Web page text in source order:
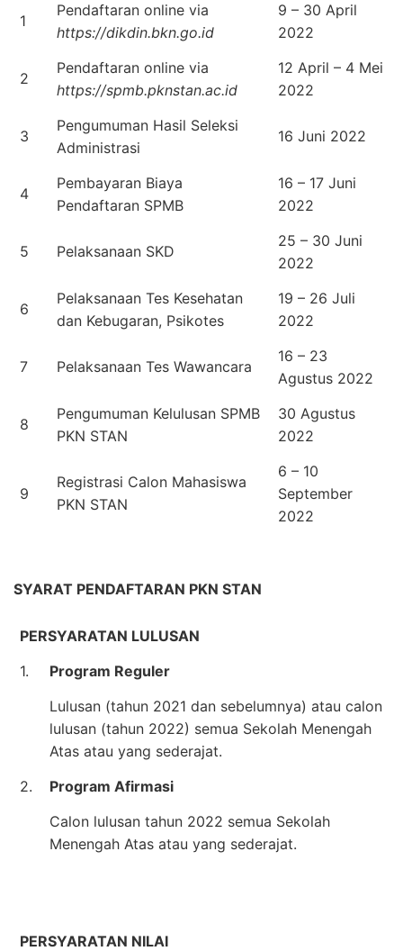
1
Pendaftaran online via
https://dikdin.bkn.go.id
9 – 30 April
2022
2
Pendaftaran online via
https://spmb.pknstan.ac.id
12 April – 4 Mei
2022
3
Pengumuman Hasil Seleksi
Administrasi
16 Juni 2022
4
Pembayaran Biaya
Pendaftaran SPMB
16 – 17 Juni
2022
5 Pelaksanaan SKD
25 – 30 Juni
2022
6
Pelaksanaan Tes Kesehatan
dan Kebugaran, Psikotes
19 – 26 Juli
2022
7 Pelaksanaan Tes Wawancara
16 – 23
Agustus 2022
8
Pengumuman Kelulusan SPMB
PKN STAN
30 Agustus
2022
9
Registrasi Calon Mahasiswa
PKN STAN
6 – 10
September
2022
SYARAT PENDAFTARAN PKN STAN
PERSYARATAN LULUSAN
1.
Program Reguler
Lulusan (tahun 2021 dan sebelumnya) atau calon
lulusan (tahun 2022) semua Sekolah Menengah
Atas atau yang sederajat.
2.
Program Afirmasi
Calon lulusan tahun 2022 semua Sekolah
Menengah Atas atau yang sederajat.
PERSYARATAN NILAI